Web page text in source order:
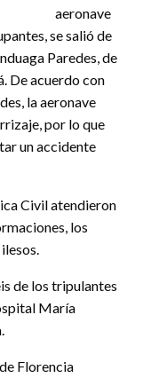
aeronave
se salió de
Paredes, de
De acuerdo con
la aeronave
por lo que
un accidente
Civil atendieron
los
de los tripulantes
María
Florencia